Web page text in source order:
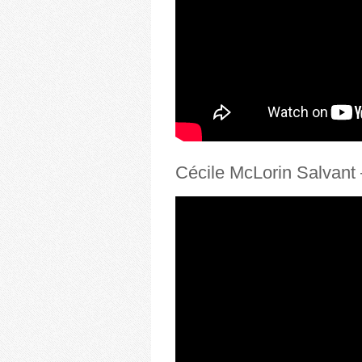
Cécile McLorin Salvant